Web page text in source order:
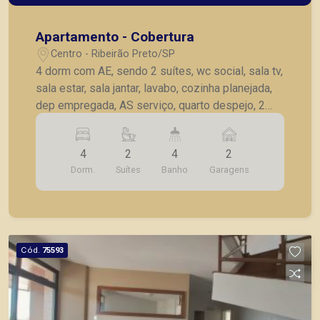
Apartamento - Cobertura
Centro - Ribeirão Preto/SP
4 dorm com AE, sendo 2 suítes, wc social, sala tv,
sala estar, sala jantar, lavabo, cozinha planejada,
dep empregada, AS serviço, quarto despejo, 2
sacadas, área lazer com churrasqueira, sauna e
piscina, 2 vagas garagem.
4
Dorm.
2
Suítes
4
Banho
2
Garagens
Cód. 75593